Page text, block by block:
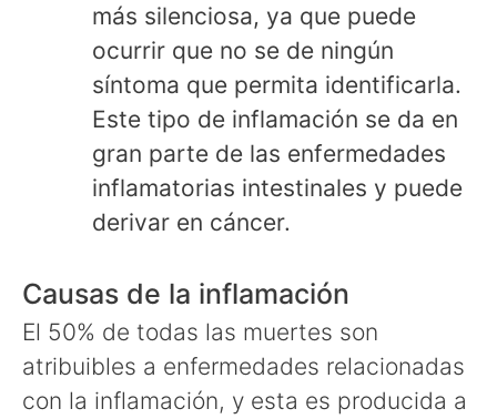
más silenciosa, ya que puede
ocurrir que no se de ningún
síntoma que permita identificarla.
Este tipo de inflamación se da en
gran parte de las enfermedades
inflamatorias intestinales y puede
derivar en cáncer.
Causas de la inflamación
El 50% de todas las muertes son
atribuibles a enfermedades relacionadas
con la inflamación, y esta es producida a